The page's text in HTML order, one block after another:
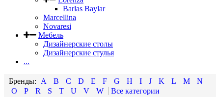
Barlas Baylar
Marcellina
Novaresi
Мебель
Дизайнерские столы
Дизайнерские стулья
...
A B C D E F G H I J K L M
N
O
P R S T U V W
Все категории